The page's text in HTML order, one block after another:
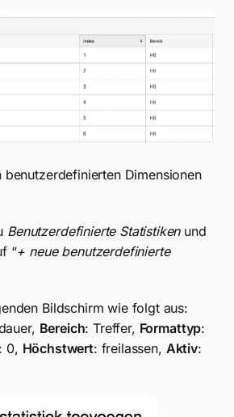
Dimensionen
Benutzerdefinierte Statistikenund
“+ neue benutzerdefinierte
Bildschirm wie folgt aus:
Bereich: Treffer, Formattyp:
: 0, Höchstwert: freilassen, Aktiv: